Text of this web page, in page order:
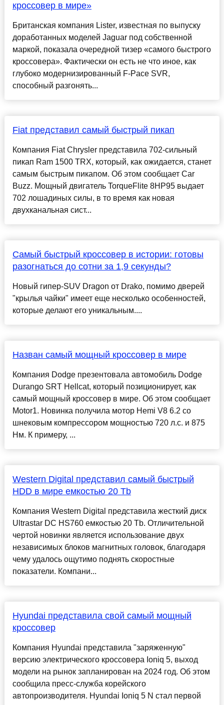
кроссовер в мире»
Британская компания Lister, известная по выпуску
доработанных моделей Jaguar под собственной
маркой, показала очередной тизер «самого быстрого
кроссовера». Фактически он есть не что иное, как
глубоко модернизированный F-Pace SVR,
способный разгонять...
Fiat представил самый быстрый пикап
Компания Fiat Chrysler представила 702-сильный
пикап Ram 1500 TRX, который, как ожидается, станет
самым быстрым пикапом. Об этом сообщает Car
Buzz. Мощный двигатель TorqueFlite 8HP95 выдает
702 лошадиных силы, в то время как новая
двухканальная сист...
Самый быстрый кроссовер в истории: готовы
разогнаться до сотни за 1,9 секунды?
Новый гипер-SUV Dragon от Drako, помимо дверей
"крылья чайки" имеет еще несколько особенностей,
которые делают его уникальным....
Назван самый мощный кроссовер в мире
Компания Dodge презентовала автомобиль Dodge
Durango SRT Hellcat, который позиционирует, как
самый мощный кроссовер в мире. Об этом сообщает
Motor1. Новинка получила мотор Hemi V8 6.2 со
шнековым компрессором мощностью 720 л.с. и 875
Нм. К примеру, ...
Western Digital представил самый быстрый
HDD в мире емкостью 20 Tb
Компания Western Digital представила жесткий диск
Ultrastar DC HS760 емкостью 20 Tb. Отличительной
чертой новинки является использование двух
независимых блоков магнитных головок, благодаря
чему удалось ощутимо поднять скоростные
показатели. Компани...
Hyundai представила свой самый мощный
кроссовер
Компания Hyundai представила "заряженную"
версию электрического кроссовера Ioniq 5, выход
модели на рынок запланирован на 2024 год. Об этом
сообщила пресс-служба корейского
автопроизводителя. Hyundai Ioniq 5 N стал первой